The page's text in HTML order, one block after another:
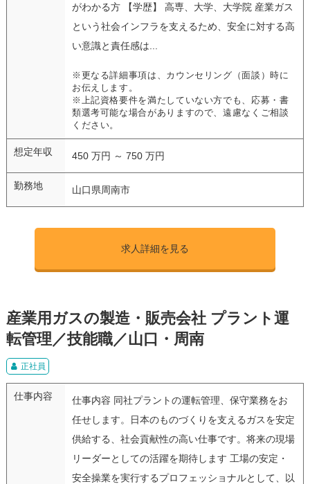
がわかる方 【学歴】 高専、大学、大学院 産業ガス
という社会インフラを支えるため、安全に対する高
い意識と責任感は...
※更なる詳細事項は、カウンセリング（面談）時に
お伝えします。
※上記資格要件を満たしていない方でも、応募・書
類選考可能な場合がありますので、遠慮なくご相談
ください。
想定年収 450 万円 ～ 750 万円
勤務地 山口県周南市
求人詳細を見る
産業用ガスの製造・販売会社 プラント運
転管理／技能職／山口・周南
正社員
仕事内容
仕事内容 同社プラントの運転管理、保守業務をお
任せします。日本のものづくりを支えるガスを安定
供給する、社会貢献性の高い仕事です。将来の現場
リーダーとしての活躍を期待します 工場の安定・
安全操業を実行するプロフェッショナルとして、以